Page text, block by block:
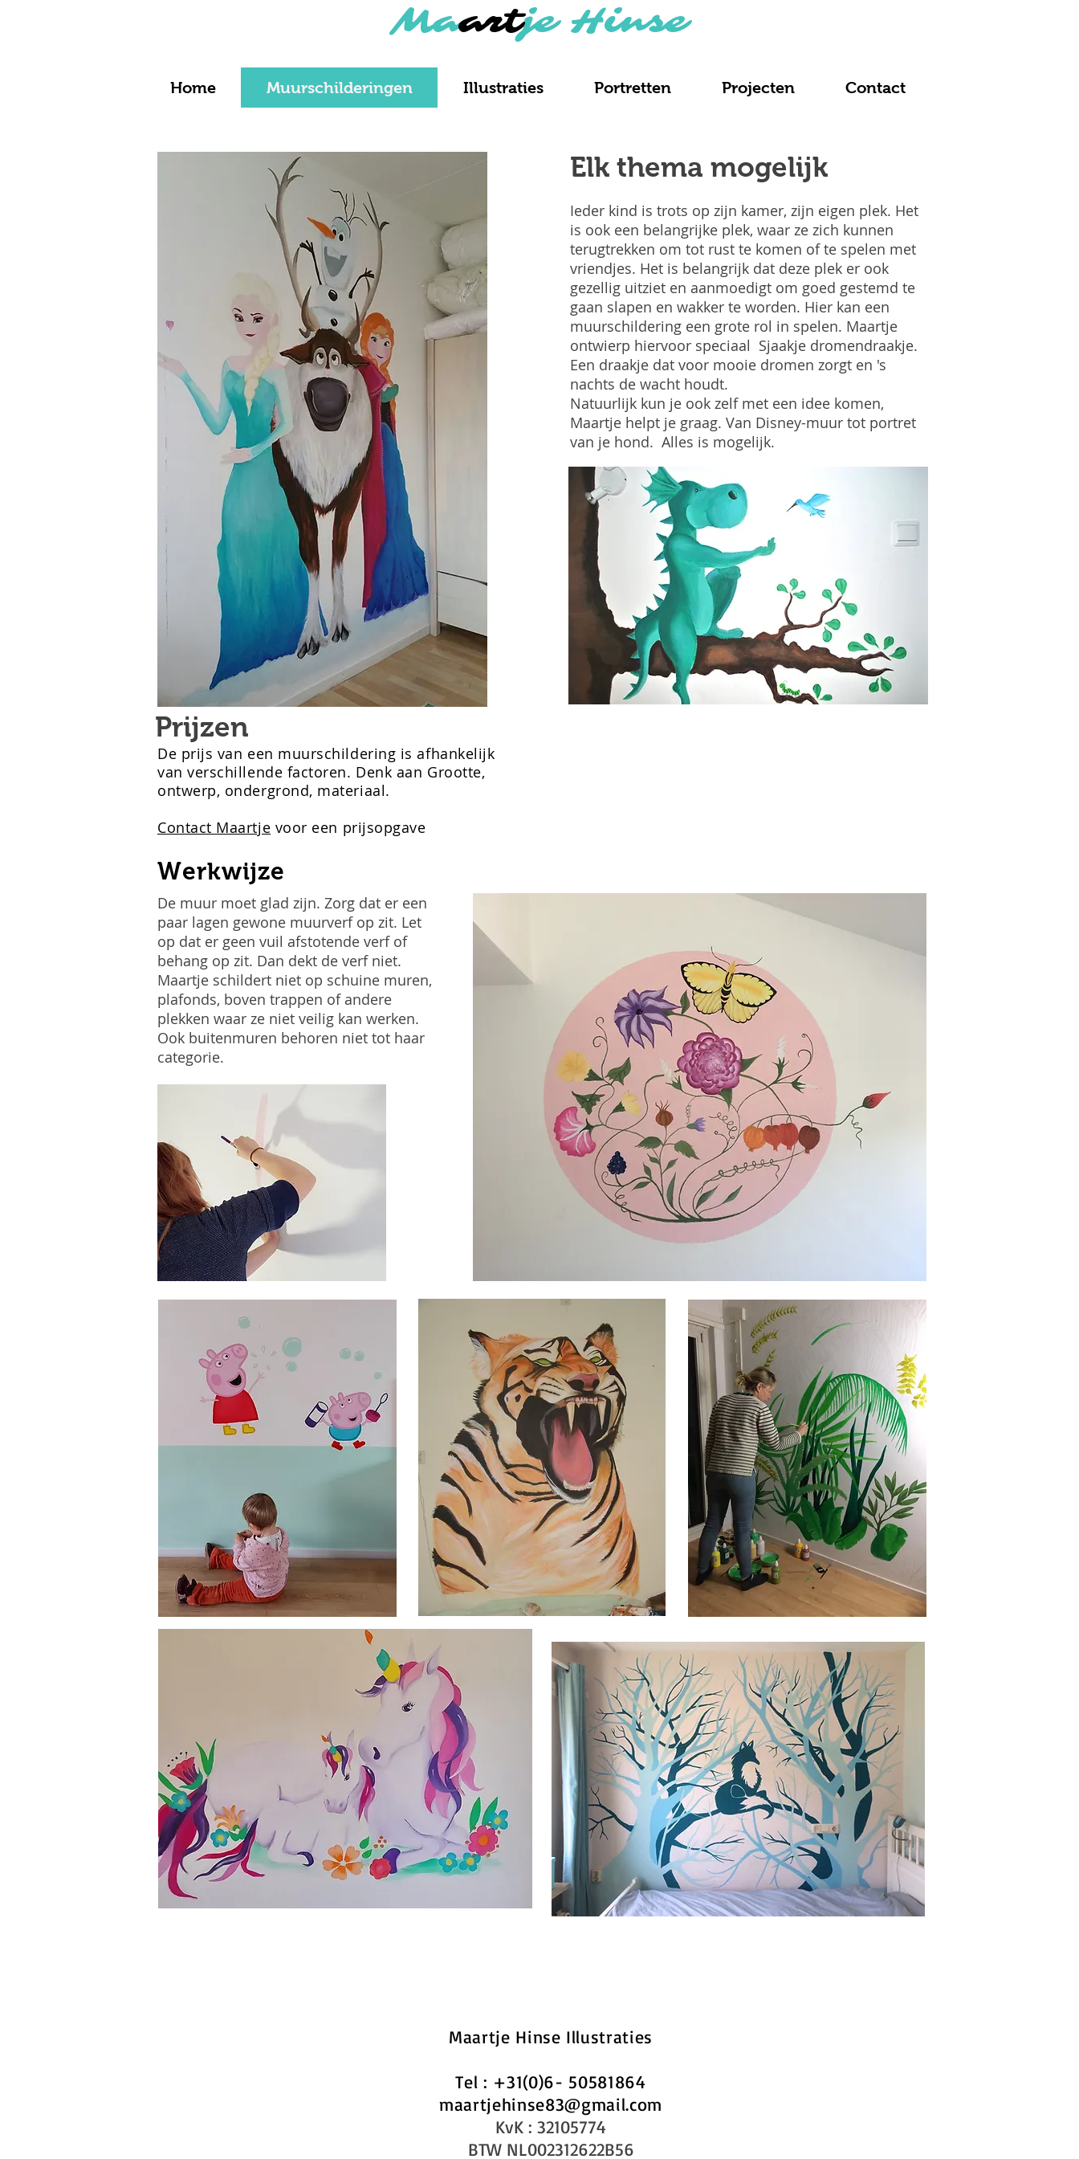
Maartje Hinse
Home Muurschilderingen Illustraties Portretten Projecten Contact
Elk thema mogelijk
Ieder kind is trots op zijn kamer, zijn eigen plek. Het
is ook een belangrijke plek, waar ze zich kunnen
terugtrekken om tot rust te komen of te spelen met
vriendjes. Het is belangrijk dat deze plek er ook
gezellig uitziet en aanmoedigt om goed gestemd te
gaan slapen en wakker te worden. Hier kan een
muurschildering een grote rol in spelen. Maartje
ontwierp hiervoor speciaal Sjaakje dromendraakje.
Een draakje dat voor mooie dromen zorgt en 's
nachts de wacht houdt.
Natuurlijk kun je ook zelf met een idee komen,
Maartje helpt je graag. Van Disney-muur tot portret
van je hond. Alles is mogelijk.
Prijzen
De prijs van een muurschildering is afhankelijk
van verschillende factoren. Denk aan Grootte,
ontwerp, ondergrond, materiaal.
Contact Maartje voor een prijsopgave
Werkwijze
De muur moet glad zijn. Zorg dat er een
paar lagen gewone muurverf op zit. Let
op dat er geen vuil afstotende verf of
behang op zit. Dan dekt de verf niet.
Maartje schildert niet op schuine muren,
plafonds, boven trappen of andere
plekken waar ze niet veilig kan werken.
Ook buitenmuren behoren niet tot haar
categorie.
Maartje Hinse Illustraties
Tel : +31(0)6- 50581864
maartjehinse83@gmail.com
KvK : 32105774
BTW NL002312622B56